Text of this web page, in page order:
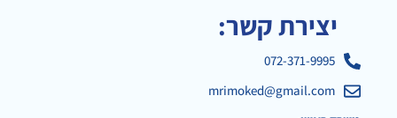
יצירת קשר:
072-371-9995
mrimoked@gmail.com